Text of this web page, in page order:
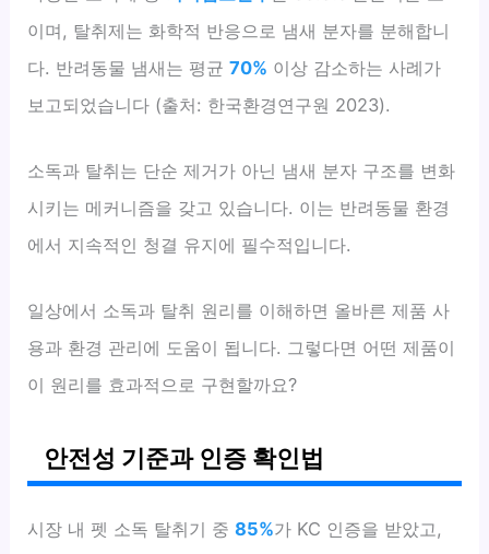
이며, 탈취제는 화학적 반응으로 냄새 분자를 분해합니
다. 반려동물 냄새는 평균70% 이상 감소하는 사례가
보고되었습니다 (출처: 한국환경연구원 2023).
소독과 탈취는 단순 제거가 아닌 냄새 분자 구조를 변화
시키는 메커니즘을 갖고 있습니다. 이는 반려동물 환경
에서 지속적인 청결 유지에 필수적입니다.
일상에서 소독과 탈취 원리를 이해하면 올바른 제품 사
용과 환경 관리에 도움이 됩니다. 그렇다면 어떤 제품이
이 원리를 효과적으로 구현할까요?
안전성 기준과 인증 확인법
시장 내 펫 소독 탈취기 중85%가 KC 인증을 받았고,